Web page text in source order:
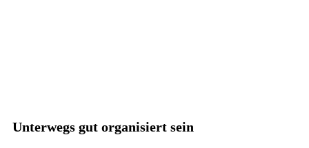
Unterwegs gut organisiert sein